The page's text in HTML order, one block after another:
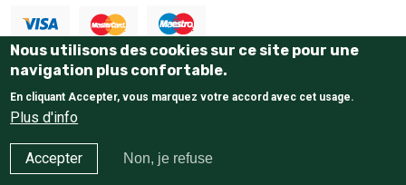
Paiement 100% sécurisé
E-Commerce website
Nous utilisons des cookies sur ce site pour une
navigation plus confortable.
En cliquant Accepter, vous marquez votre accord avec cet usage.
Plus d'info
Accepter Non, je refuse